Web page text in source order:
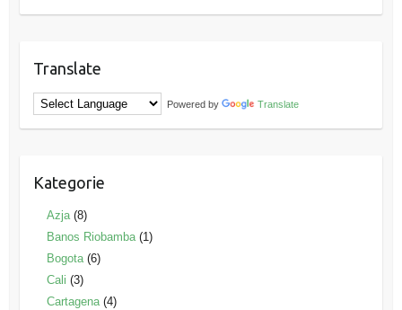
Translate
Powered by Translate
Kategorie
Azja(8)
Banos Riobamba(1)
Bogota(6)
Cali (3)
Cartagena(4)